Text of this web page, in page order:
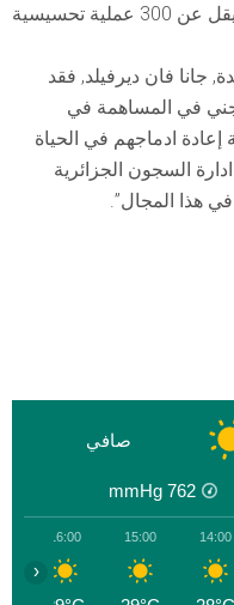
أزيد من 20 عاما سمح ب “تجسيد مالا يقل عن 300 عملية تحسيسية
جانا فان ديرفيلد, فقد
في المساهمة في
إعادة ادماجهم في الحياة
السجون الجزائرية
في هذا المجال”.
صافي
762
mmHg
14:00
15:00
16:00
‹